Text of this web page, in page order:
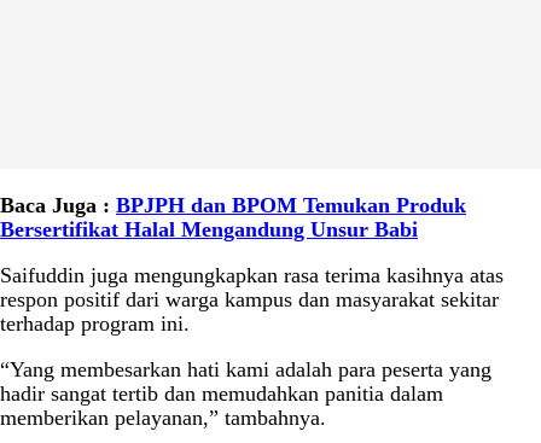
Baca Juga : BPJPH dan BPOM Temukan Produk
Bersertifikat Halal Mengandung Unsur Babi
Saifuddin juga mengungkapkan rasa terima kasihnya atas
respon positif dari warga kampus dan masyarakat sekitar
terhadap program ini.
“Yang membesarkan hati kami adalah para peserta yang
hadir sangat tertib dan memudahkan panitia dalam
memberikan pelayanan,” tambahnya.